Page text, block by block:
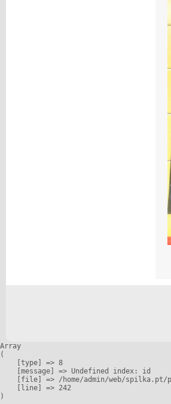
Array
(
    [type] => 8
    [message] => Undefined index: id
[file] => /home/admin/web/
    [line] => 242